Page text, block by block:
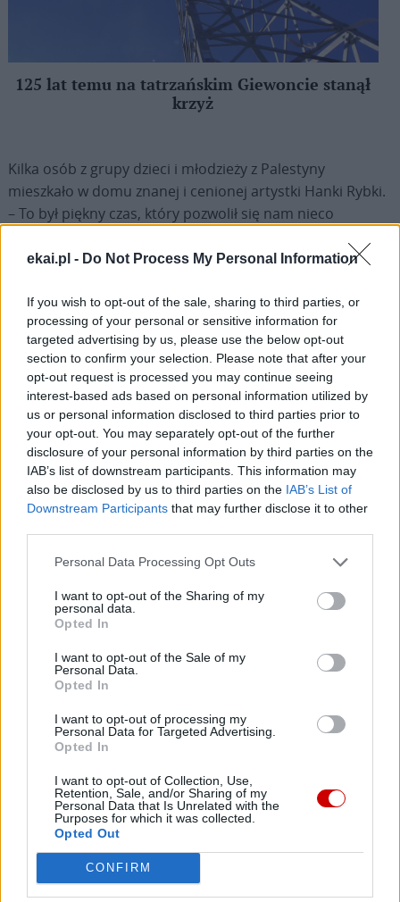
ekai.pl - Do Not Process My Personal Information
If you wish to opt-out of the sale, sharing to third parties, or
processing of your personal or sensitive information for
targeted advertising by us, please use the below opt-out
section to confirm your selection. Please note that after your
opt-out request is processed you may continue seeing
interest-based ads based on personal information utilized by
us or personal information disclosed to third parties prior to
your opt-out. You may separately opt-out of the further
disclosure of your personal information by third parties on the
IAB’s list of downstream participants. This information may
also be disclosed by us to third parties on the IAB’s List of
Downstream Participants that may further disclose it to other
Personal Data Processing Opt Outs
I want to opt-out of the Sharing of my
personal data.
Opted In
I want to opt-out of the Sale of my
Personal Data.
Opted In
I want to opt-out of processing my
Personal Data for Targeted Advertising.
Opted In
I want to opt-out of Collection, Use,
Retention, Sale, and/or Sharing of my
Personal Data that Is Unrelated with the
Purposes for which it was collected.
Opted Out
CONFIRM
125 lat temu na tatrzańskim Giewoncie stanął
krzyż
Kilka osób z grupy dzieci i młodzieży z Palestyny
mieszkało w domu znanej i cenionej artystki Hanki Rybki.
– To był piękny czas, który pozwolił się nam nieco
nam o swoim życiu, a my dzieliliśmy się z nimi naszą
nie tylko swój dom, ale przede wszystkim swoje serce.
Mam wrażenie, że świat robi się wtedy taki mały. Dla mnie
osobiście to były też chwile, kiedy znikły podziały, nie
oddzielały nas żadne granice. Staliśmy się jedną wielką
rodziną. Jestem bardzo wdzięczna księdzu proboszczowi
Dariuszowi Guziakowi, że zaprosił grupę dzieci i
młodzieży z Ziemi Świętej do Poronina. To też było takim
naszym dobrym zaangażowaniem w życie parafii, łączyło
nas wszystkich – podkreśla Hanka Rybka.
Podhala udali się do Krakowa, a swój pobyt w naszym
kraju zakończą w Kotlinie Kłodzkiej i Wałbrzychu.
cieszymy się, że odwiedzasz nasz portal. Jesteśmy
tu dla Ciebie!
Każdego dnia publikujemy najważniejsze
informacje z życia Kościoła w Polsce i na świecie.
Jednak bez Twojej pomocy sprostanie temu
zadaniu będzie coraz trudniejsze.
Dlatego prosimy Cię o
wsparcie portalu eKAI.pl za